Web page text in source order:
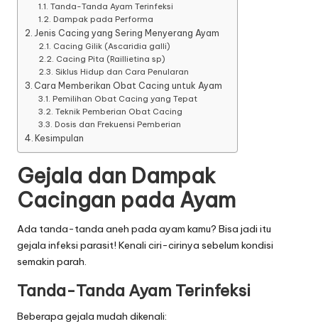
A
a
T
e
r
b
a
r
u
D
Tanda-Tanda Ayam Terinfeksi
Dampak pada Performa
Jenis Cacing yang Sering Menyerang Ayam
Cacing Gilik (Ascaridia galli)
Cacing Pita (Raillietina sp)
Siklus Hidup dan Cara Penularan
Cara Memberikan Obat Cacing untuk Ayam
Pemilihan Obat Cacing yang Tepat
Teknik Pemberian Obat Cacing
Dosis dan Frekuensi Pemberian
Kesimpulan
Gejala dan Dampak
Cacingan pada Ayam
Ada tanda-tanda aneh pada ayam kamu? Bisa jadi itu
gejala infeksi parasit! Kenali ciri-cirinya sebelum kondisi
semakin parah.
Tanda-Tanda Ayam Terinfeksi
Beberapa gejala mudah dikenali: